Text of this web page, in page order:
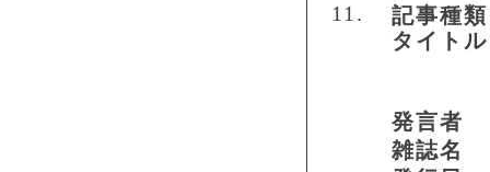
11.
記事種類
タイトル
発言者
雑誌名